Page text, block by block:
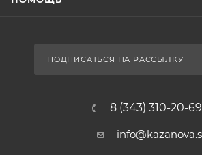
ПОДПИСАТЬСЯ НА РАССЫЛКУ
8 (343) 310-20-69